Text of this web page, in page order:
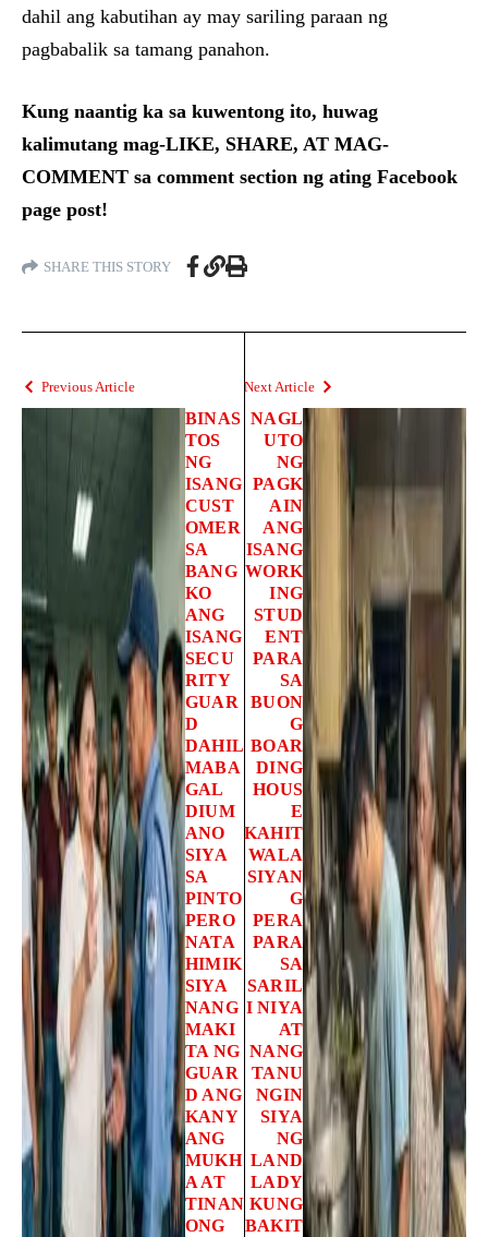
dahil ang kabutihan ay may sariling paraan ng
pagbabalik sa tamang panahon.
Kung naantig ka sa kuwentong ito, huwag
kalimutang mag-LIKE, SHARE, AT MAG-
COMMENT sa comment section ng ating Facebook
page post!
SHARE THIS STORY
Previous Article
BINAS
TOS
NG
ISANG
CUST
OMER
SA
BANG
KO
ANG
ISANG
SECU
RITY
GUAR
D
DAHIL
MABA
GAL
DIUM
ANO
SIYA
SA
PINTO
PERO
NATA
HIMIK
SIYA
NANG
MAKI
TA NG
GUAR
D ANG
KANY
ANG
MUKH
A AT
TINAN
ONG
Next Article
NAGL
UTO
NG
PAGK
AIN
ANG
ISANG
WORK
ING
STUD
ENT
PARA
SA
BUON
G
BOAR
DING
HOUS
E
KAHIT
WALA
SIYAN
G
PERA
PARA
SA
SARIL
I NIYA
AT
NANG
TANU
NGIN
SIYA
NG
LAND
LADY
KUNG
BAKIT